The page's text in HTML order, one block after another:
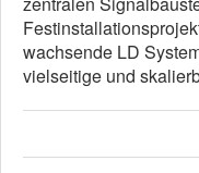
wachsende LD
vielseitige und